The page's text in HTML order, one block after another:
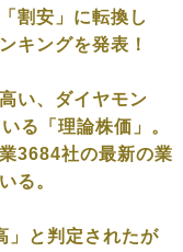
割安」に転換し
キングを発表！
い、ダイヤモン
る「理論株価」。
3684社の最新の業
る。
」と判定されたが